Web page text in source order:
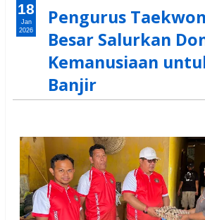
Pengurus
Besar Salurkan
Kemanusiaan
Banjir
18
Jan
2026